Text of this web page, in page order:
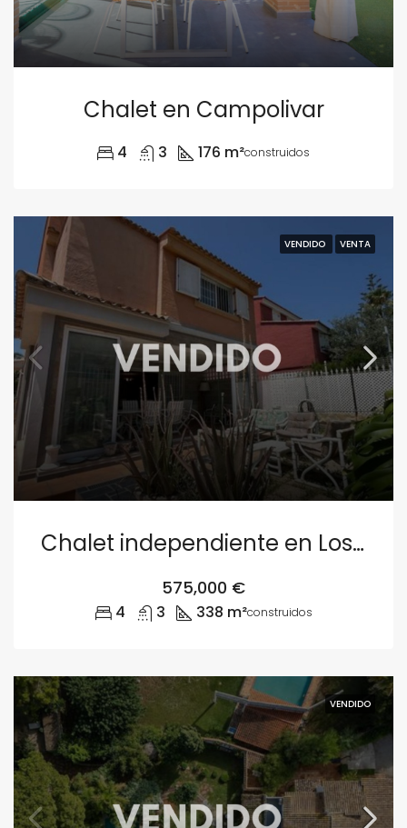
Chalet en Campolivar
4 3 176 m²construidos
VENDIDO VENTA
Chalet independiente en Los Monasterios, Puçol
575,000 €
4 3 338 m²construidos
VENDIDO